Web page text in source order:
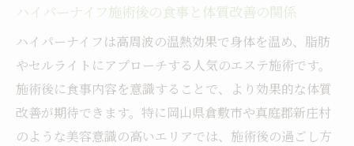
ハイパーナイフ施術後の食事と体質改善の関係
ハイパーナイフは高周波の温熱効果で身体を温め、脂肪
やセルライトにアプローチする人気のエステ施術です。
施術後に食事内容を意識することで、より効果的な体質
改善が期待できます。特に岡山県倉敷市や真庭郡新庄村
のような美容意識の高いエリアでは、施術後の過ごし方